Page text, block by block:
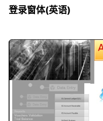
登录窗体(英语)